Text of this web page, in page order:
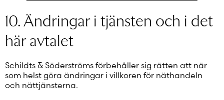
10. Ändringar i tjänsten och i det
här avtalet
Schildts & Söderströms förbehåller sig rätten att när
som helst göra ändringar i villkoren för näthandeln
och nättjänsterna.